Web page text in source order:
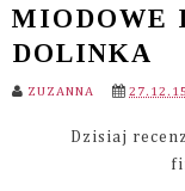
MIODOWE
DOLINKA
ZUZANNA 27.12.15
Dzisiaj